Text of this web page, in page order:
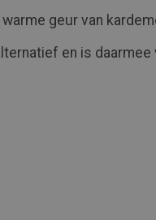
geur van
en is